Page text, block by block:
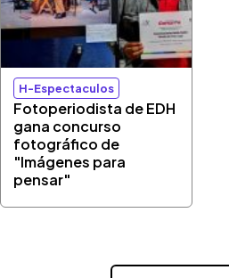
H-Espectaculos
Fotoperiodista de EDH
gana concurso
fotográfico de
"Imágenes para
pensar"